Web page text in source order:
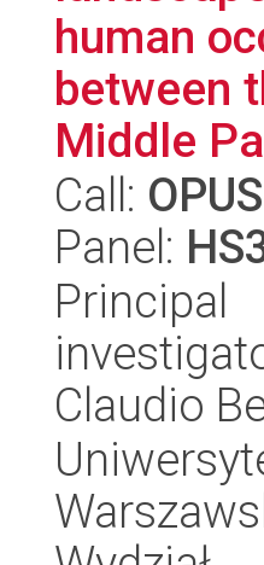
human
between
Middle
Call:
Panel:
Principal
Claudio